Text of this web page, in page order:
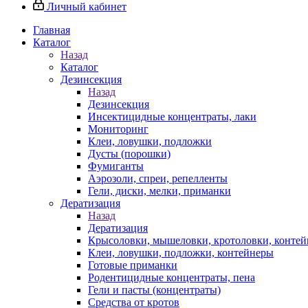
Личный кабинет
Главная
Каталог
Назад
Каталог
Дезинсекция
Назад
Дезинсекция
Инсектицидные концентраты, лаки
Мониторинг
Клеи, ловушки, подложки
Дусты (порошки)
Фумиганты
Аэрозоли, спреи, репелленты
Гели, диски, мелки, приманки
Дератизация
Назад
Дератизация
Крысоловки, мышеловки, кротоловки,
Клеи, ловушки, подложки, контейнеры
Готовые приманки
Родентицидные концентраты, пена
Гели и пасты (концентраты)
Средства от кротов